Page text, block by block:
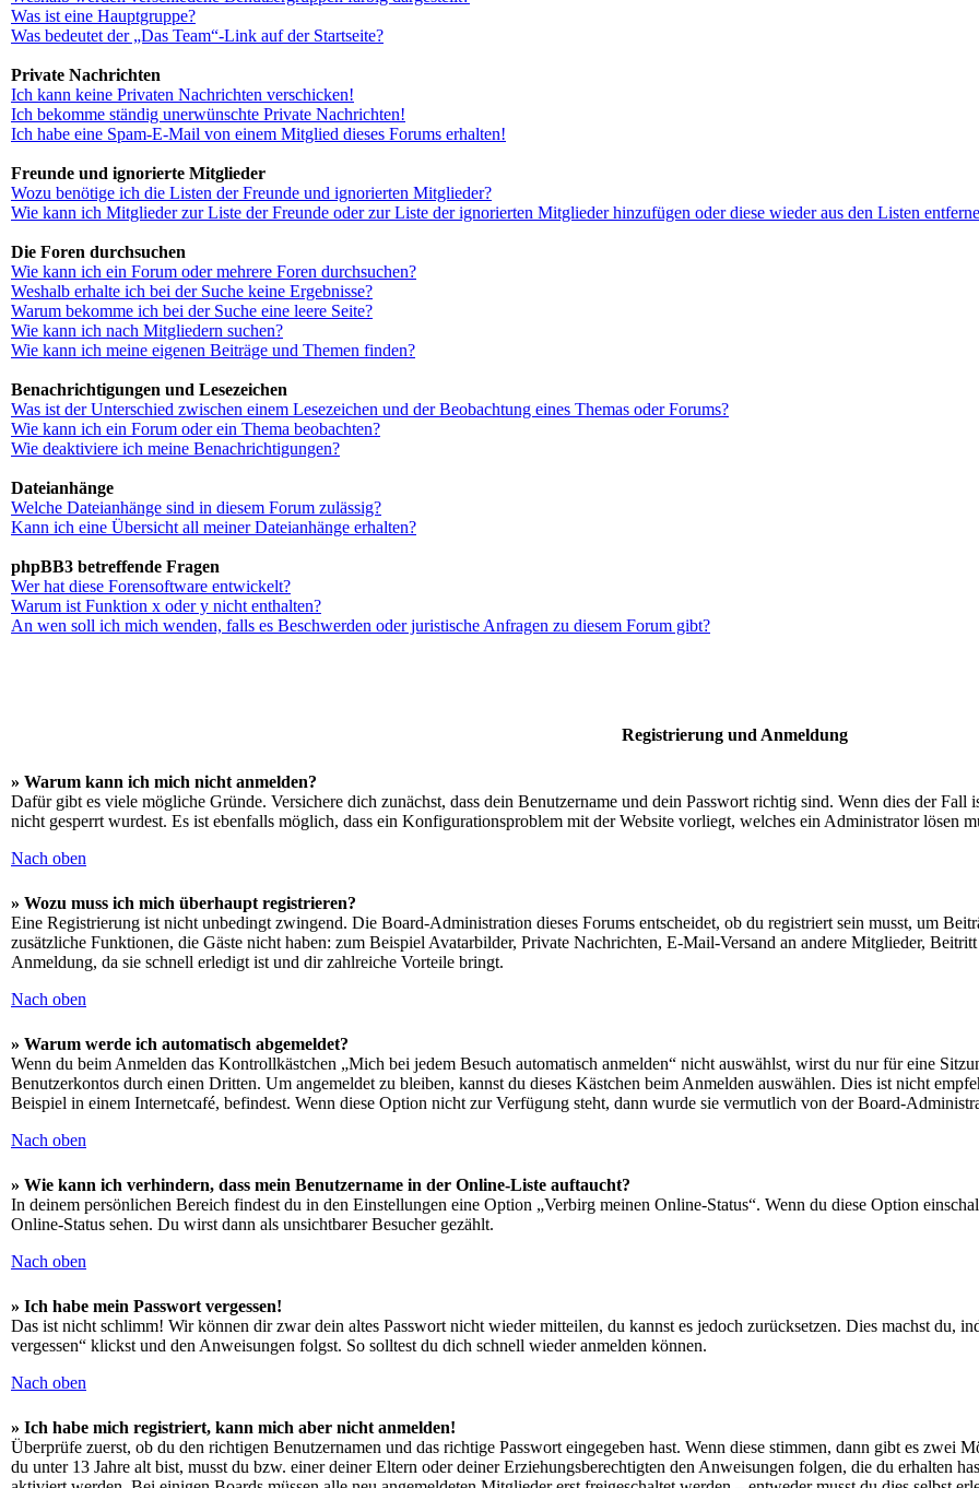
Was ist eine Hauptgruppe?
Was bedeutet der „Das Team“-Link auf der Startseite?
Private Nachrichten
Ich kann keine Privaten Nachrichten verschicken!
Ich bekomme ständig unerwünschte Private Nachrichten!
Ich habe eine Spam-E-Mail von einem Mitglied dieses Forums erhalten!
Freunde und ignorierte Mitglieder
Wozu benötige ich die Listen der Freunde und ignorierten Mitglieder?
Wie kann ich Mitglieder zur Liste der Freunde oder zur Liste der ignorierten Mitglieder hinzufügen oder diese wieder aus den Listen
Die Foren durchsuchen
Wie kann ich ein Forum oder mehrere Foren durchsuchen?
Weshalb erhalte ich bei der Suche keine Ergebnisse?
Warum bekomme ich bei der Suche eine leere Seite?
Wie kann ich nach Mitgliedern suchen?
Wie kann ich meine eigenen Beiträge und Themen finden?
Benachrichtigungen und Lesezeichen
Was ist der Unterschied zwischen einem Lesezeichen und der Beobachtung eines Themas oder Forums?
Wie kann ich ein Forum oder ein Thema beobachten?
Wie deaktiviere ich meine Benachrichtigungen?
Dateianhänge
Welche Dateianhänge sind in diesem Forum zulässig?
Kann ich eine Übersicht all meiner Dateianhänge erhalten?
phpBB3 betreffende Fragen
Wer hat diese Forensoftware entwickelt?
Warum ist Funktion x oder y nicht enthalten?
An wen soll ich mich wenden, falls es Beschwerden oder juristische Anfragen zu diesem Forum gibt?
Registrierung und Anmeldung
» Warum kann ich mich nicht anmelden?
Dafür gibt es viele mögliche Gründe. Versichere dich zunächst, dass dein Benutzername und dein Passwort richtig sind. Wenn dies der
nicht gesperrt wurdest. Es ist ebenfalls möglich, dass ein Konfigurationsproblem mit der Website vorliegt, welches ein Administrator lösen
Nach oben
» Wozu muss ich mich überhaupt registrieren?
Eine Registrierung ist nicht unbedingt zwingend. Die Board-Administration dieses Forums entscheidet, ob du registriert sein musst, um
zusätzliche Funktionen, die Gäste nicht haben: zum Beispiel Avatarbilder, Private Nachrichten, E-Mail-Versand an andere Mitglieder,
Anmeldung, da sie schnell erledigt ist und dir zahlreiche Vorteile bringt.
Nach oben
» Warum werde ich automatisch abgemeldet?
Wenn du beim Anmelden das Kontrollkästchen „Mich bei jedem Besuch automatisch anmelden“ nicht auswählst, wirst du nur für eine
Benutzerkontos durch einen Dritten. Um angemeldet zu bleiben, kannst du dieses Kästchen beim Anmelden auswählen. Dies ist nicht
Beispiel in einem Internetcafé, befindest. Wenn diese Option nicht zur Verfügung steht, dann wurde sie vermutlich von der Board-
Nach oben
» Wie kann ich verhindern, dass mein Benutzername in der Online-Liste auftaucht?
In deinem persönlichen Bereich findest du in den Einstellungen eine Option „Verbirg meinen Online-Status“. Wenn du diese Option
Online-Status sehen. Du wirst dann als unsichtbarer Besucher gezählt.
Nach oben
» Ich habe mein Passwort vergessen!
Das ist nicht schlimm! Wir können dir zwar dein altes Passwort nicht wieder mitteilen, du kannst es jedoch zurücksetzen. Dies machst du,
vergessen“ klickst und den Anweisungen folgst. So solltest du dich schnell wieder anmelden können.
Nach oben
» Ich habe mich registriert, kann mich aber nicht anmelden!
Überprüfe zuerst, ob du den richtigen Benutzernamen und das richtige Passwort eingegeben hast. Wenn diese stimmen, dann gibt es zwei
du unter 13 Jahre alt bist, musst du bzw. einer deiner Eltern oder deiner Erziehungsberechtigten den Anweisungen folgen, die du erhalten